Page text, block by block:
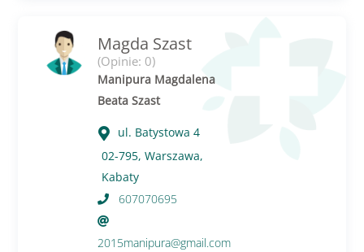
Magda Szast
(Opinie: 0)
Manipura Magdalena
Beata Szast
ul. Batystowa 4
02-795, Warszawa,
Kabaty
607070695
2015manipura@gmail.com